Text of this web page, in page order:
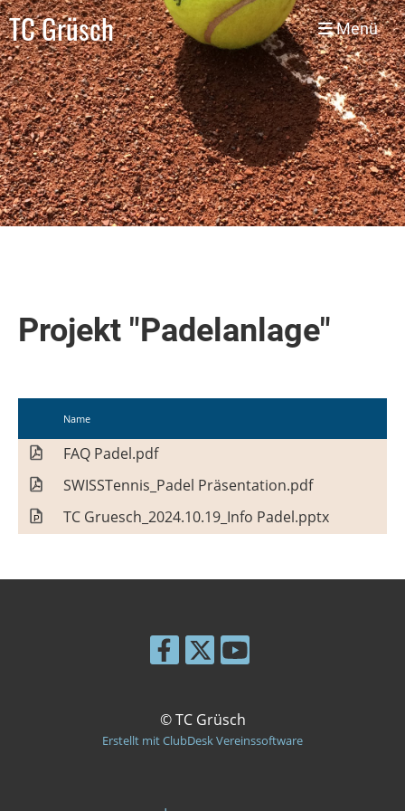
TC Grüsch Menü
Projekt "Padelanlage"
Name
FAQ Padel.pdf
SWISSTennis_Padel Präsentation.pdf
TC Gruesch_2024.10.19_Info Padel.pptx
© TC Grüsch
Erstellt mit ClubDesk Vereinssoftware